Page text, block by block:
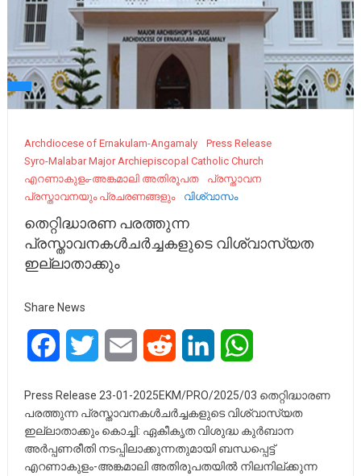
Archdiocese of Ernakulam-Angamaly
Press Release
Syro-Malabar Major Archiepiscopal Catholic Church
എറണാകുളം-അങ്കമാലി അതിരൂപത
പ്രസ്താവന
പ്രസ്താവനയും പ്രചരണങ്ങളും
വിശ്വാസം
തെറ്റിദ്ധാരണ പരത്തുന്ന
പ്രസ്താവനകൾചർച്ചകളുടെ വിശ്വാസ്യത
ഇല്ലാതാക്കും
Share News
FacebookTwitter Email Reddit LinkedIn
Press Release 23-01-2025EKM/PRO/2025/03 തെറ്റിദ്ധാരണ
പരത്തുന്ന പ്രസ്താവനകൾചർച്ചകളുടെ വിശ്വാസ്യത
ഇല്ലാതാക്കും കൊച്ചി: ഏകീകൃത വിശുദ്ധ കുർബാന
അർപ്പണരീതി നടപ്പിലാക്കുന്നതുമായി ബന്ധപ്പെട്ട്
എറണാകുളം-അങ്കമാലി അതിരൂപതയിൽ നിലനില്ക്കുന്ന